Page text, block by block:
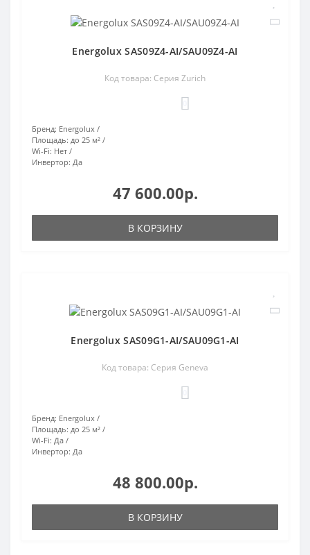
Energolux SAS09Z4-AI/SAU09Z4-AI
Код товара: Серия Zurich
Бренд: Energolux
Площадь: до 25 м²
Wi-Fi: Нет
Инвертор: Да
47 600.00р.
В КОРЗИНУ
Energolux SAS09G1-AI/SAU09G1-AI
Код товара: Серия Geneva
Бренд: Energolux
Площадь: до 25 м²
Wi-Fi: Да
Инвертор: Да
48 800.00р.
В КОРЗИНУ